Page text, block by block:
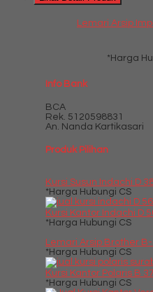
Lemari Arsip
*Harga
Info Bank
BCA
Rek. 5120598831
An. Nanda Kartikasari
Produk Pilihan
Kursi Susun Indachi D
*Harga Hubungi CS
Kursi Kantor Indachi D
*Harga Hubungi CS
Lemari Arsip Brother
*Harga Hubungi CS
Kursi Kantor Polaris B 37
*Harga Hubungi CS